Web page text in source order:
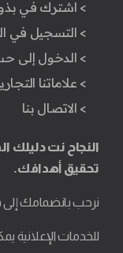
> اشترك في
> التسجيل في
> الدخول إلى
> علاماتنا
> الاتصال بنا
النجاح نت دليلك
تحقيق أهدافك.
نرحب بانضمامك إلى
للخدمات الإعلانية